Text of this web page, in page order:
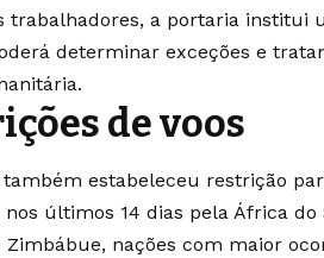
trabalhadores, a portaria institui
determinar exceções e
de voos
estabeleceu restrição
nos últimos 14 dias pela África
Zimbábue, nações com maior